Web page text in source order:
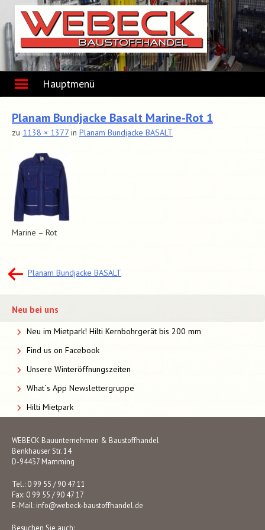
content
Hauptmenü
Planam Bundjacke Basalt Marine-Rot 1
zu 1138 × 1377 in Planam Bundjacke BASALT
Marine – Rot
Beitragsnavigation
Planam Bundjacke BASALT
Neu bei uns
Neu im Mietpark! Hilti Kernbohrgerät bis 200 mm
Find us on Facebook
Unsere Winteröffnungszeiten
What´s App Newslettergruppe
Hilti Mietpark
WEBECK Bauunternehmen & Baustoffhandel
Benkhauser Str. 14
D-94437 Mamming
Tel.: 0 99 55 / 90 47 11
Fax: 0 99 55 / 90 47 17
E-Mail: info@webeck-baustoffhandel.de
Besuchen Sie auch: